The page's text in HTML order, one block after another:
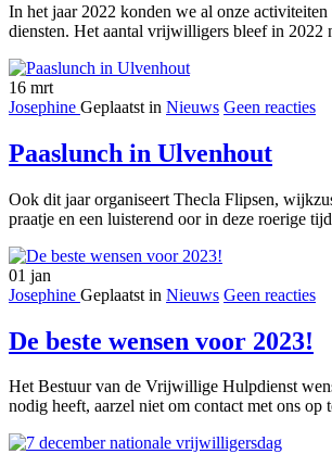
In het jaar 2022 konden we al onze
diensten. Het aantal vrijwilligers bleef in
16 mrt
Josephine Geplaatst in Nieuws Geen reacties
Paaslunch in Ulvenhout
Ook dit jaar organiseert Thecla Flipsen,
praatje en een luisterend oor in deze roerige
01 jan
Josephine Geplaatst in Nieuws Geen reacties
De beste wensen voor 2023!
Het Bestuur van de Vrijwillige Hulpdienst
nodig heeft, aarzel niet om contact met ons